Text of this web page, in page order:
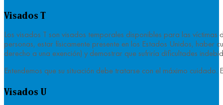
Visados T
Los visados T son visados temporales disponibles para las
personas, estar físicamente presente en los Estados Unidos,
derecho a una exención) y demostrar que sufriría dificultades
Entendemos que su situación debe tratarse con el máximo
Visados U